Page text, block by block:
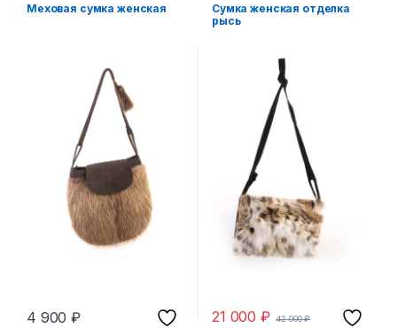
Меховая сумка женская
4 900₽
Сумка женская отделка
рысь
21 000₽ 42 000₽